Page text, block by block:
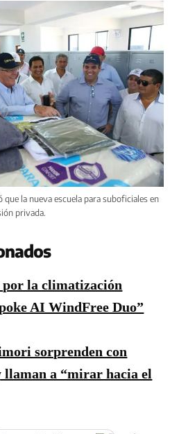
la nueva escuela para suboficiales en
privada.
por la climatización
AI WindFree Duo”
sorprenden con
a “mirar hacia el